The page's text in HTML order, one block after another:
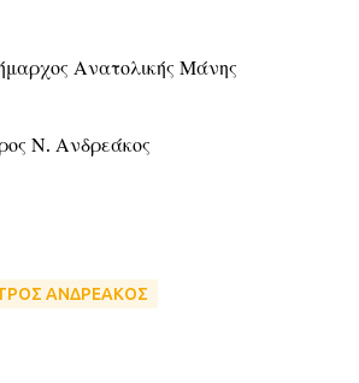
Ανατολικής Μάνης
Ν. Ανδρεάκος
ΑΝΔΡΕΑΚΟΣ